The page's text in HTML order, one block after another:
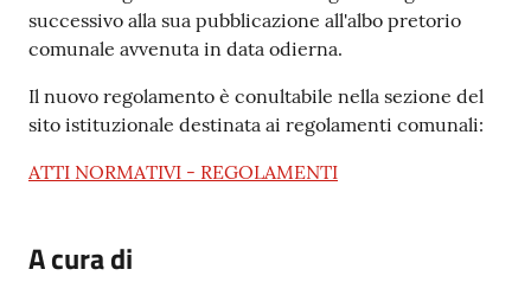
successivo alla sua pubblicazione all'albo pretorio
comunale avvenuta in data odierna.
Il nuovo regolamento è conultabile nella sezione del
sito istituzionale destinata ai regolamenti comunali:
ATTI NORMATIVI - REGOLAMENTI
A cura di